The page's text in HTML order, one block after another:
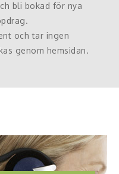
bli bokad för nya
och tar ingen
genom hemsidan.